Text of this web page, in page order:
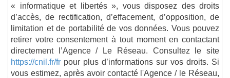
« informatique et libertés », vous disposez des droits
d’accès, de rectification, d’effacement, d’opposition, de
limitation et de portabilité de vos données. Vous pouvez
retirer votre consentement à tout moment en contactant
directement l’Agence / Le Réseau. Consultez le site
https://cnil.fr/fr pour plus d’informations sur vos droits. Si
vous estimez, après avoir contacté l'Agence / le Réseau,